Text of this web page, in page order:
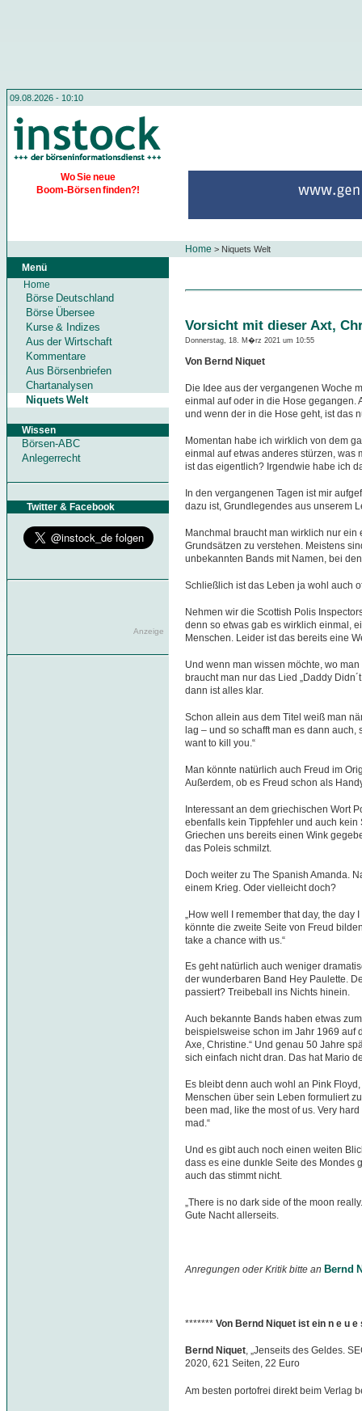
09.08.2026 - 10:10
Wo Sie neue
Boom-Börsen finden?!
Home > Niquets Welt
Menü
Home
Börse Deutschland
Börse Übersee
Kurse & Indizes
Aus der Wirtschaft
Kommentare
Aus Börsenbriefen
Chartanalysen
Niquets Welt
Wissen
Börsen-ABC
Anlegerrecht
Twitter & Facebook
Anzeige
Vorsicht mit dieser Axt,
Donnerstag, 18. M�rz 2021 um 10:55
Von Bernd Niquet
Die Idee aus der vergangenen Woche
einmal auf oder in die Hose gegangen.
und wenn der in die Hose geht, ist das
Momentan habe ich wirklich von dem
einmal auf etwas anderes stürzen, was
ist das eigentlich? Irgendwie habe ich
In den vergangenen Tagen ist mir
dazu ist, Grundlegendes aus unserem
Manchmal braucht man wirklich nur
Grundsätzen zu verstehen. Meistens
unbekannten Bands mit Namen, bei
Schließlich ist das Leben ja wohl auch
Nehmen wir die Scottish Polis
denn so etwas gab es wirklich einmal,
Menschen. Leider ist das bereits eine
Und wenn man wissen möchte, wo
braucht man nur das Lied „Daddy
dann ist alles klar.
Schon allein aus dem Titel weiß man
lag – und so schafft man es dann auch,
want to kill you.“
Man könnte natürlich auch Freud im
Außerdem, ob es Freud schon als
Interessant an dem griechischen Wort
ebenfalls kein Tippfehler und auch
Griechen uns bereits einen Wink
das Poleis schmilzt.
Doch weiter zu The Spanish Amanda.
einem Krieg. Oder vielleicht doch?
„How well I remember that day, the
könnte die zweite Seite von Freud
take a chance with us.“
Es geht natürlich auch weniger
der wunderbaren Band Hey Paulette.
passiert? Treibeball ins Nichts hinein.
Auch bekannte Bands haben etwas
beispielsweise schon im Jahr 1969 auf
Axe, Christine.“ Und genau 50 Jahre
sich einfach nicht dran. Das hat Mario
Es bleibt denn auch wohl an Pink
Menschen über sein Leben formuliert
been mad, like the most of us. Very
mad.“
Und es gibt auch noch einen weiten
dass es eine dunkle Seite des Mondes
auch das stimmt nicht.
„There is no dark side of the moon
Gute Nacht allerseits.
Anregungen oder Kritik bitte an Bernd
******* Von Bernd Niquet ist ein n e u
Bernd Niquet, „Jenseits des Geldes.
2020, 621 Seiten, 22 Euro
Am besten portofrei direkt beim Verlag